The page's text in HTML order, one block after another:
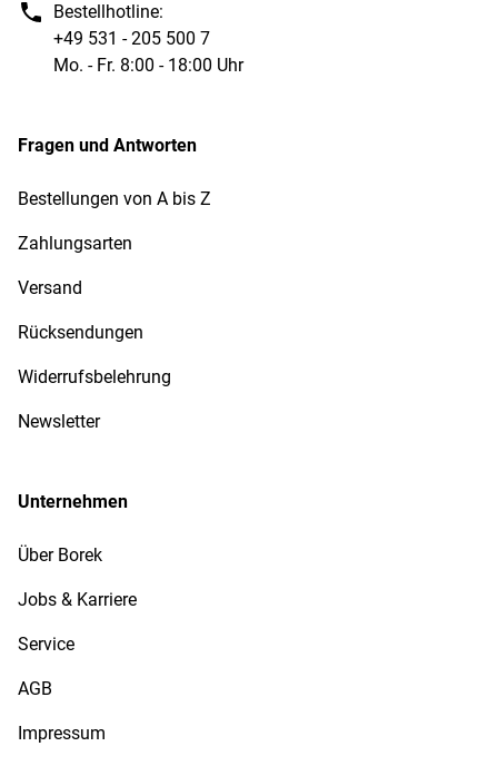
Darüber hinaus erhalten Sie
Es verleiht Ihrer Kollektion den ihr zustehenden
repräsentativen Rahmen.
Bestellhotline:
+49 531 - 205 500 7
Mo. - Fr. 8:00 - 18:00 Uhr
Fragen und Antworten
Bestellungen von A bis Z
Zahlungsarten
Versand
Rücksendungen
Widerrufsbelehrung
Newsletter
Unternehmen
Über Borek
Jobs & Karriere
Service
AGB
Impressum